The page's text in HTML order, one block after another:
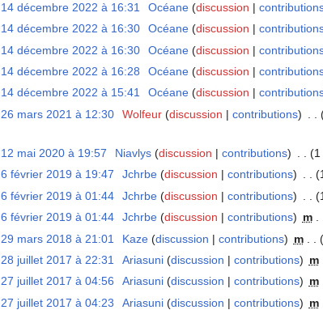
14 décembre 2022 à 16:31 Océane discussion
14 décembre 2022 à 16:30 Océane discussion
14 décembre 2022 à 16:30 Océane discussion
14 décembre 2022 à 16:28 Océane discussion
14 décembre 2022 à 15:41 Océane discussion
26 mars 2021 à 12:30 Wolfeur discussion contributions
12 mai 2020 à 19:57 Niavlys discussion contributions 1
6 février 2019 à 19:47 Jchrbe discussion contributions
6 février 2019 à 01:44 Jchrbe discussion contributions
6 février 2019 à 01:44 Jchrbe discussion contributions m
29 mars 2018 à 21:01 Kaze discussion contributions m
28 juillet 2017 à 22:31 Ariasuni discussion contributions m
27 juillet 2017 à 04:56 Ariasuni discussion contributions m
27 juillet 2017 à 04:23 Ariasuni discussion contributions m